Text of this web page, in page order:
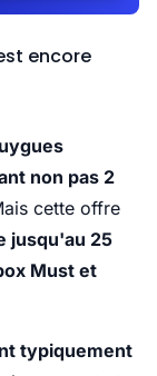
encore
non pas 2
cette offre
jusqu'au 25
Must et
typiquement